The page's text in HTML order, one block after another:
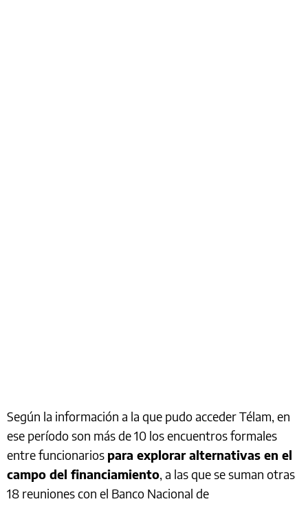
Según la información a la que pudo acceder Télam, en
ese período son más de 10 los encuentros formales
entre funcionarios para explorar alternativas en el
campo del financiamiento, a las que se suman otras
18 reuniones con el Banco Nacional de